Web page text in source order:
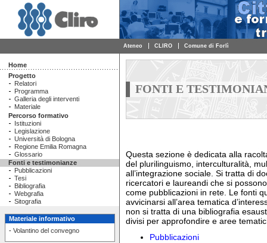
Ateneo CLIRO Comune di Forlì
Home
Progetto
Relatori
Programma
Galleria degli interventi
Materiale
Percorso formativo
Istituzioni
Legislazione
Università di Bologna
Regione Emilia Romagna
Glossario
Fonti e testimonianze
Pubblicazioni
Tesi
Bibliografia
Webgrafia
Sitografia
Materiale informativo
- Volantino del convegno
FONTI E
Questa sezione è dedicata alla
del plurilinguismo, interculturalità,
all’integrazione sociale. Si tratta di
ricercatori e laureandi che si
come pubblicazioni in rete. Le fonti
avvicinarsi all’area tematica
non si tratta di una bibliografia
divisi per approfondire e aree
Pubblicazioni